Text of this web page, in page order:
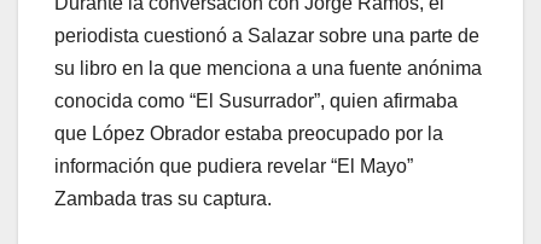
periodista cuestionó a Salazar sobre una parte de
su libro en la que menciona a una fuente anónima
conocida como “El Susurrador”, quien afirmaba
que López Obrador estaba preocupado por la
información que pudiera revelar “El Mayo”
Zambada tras su captura.